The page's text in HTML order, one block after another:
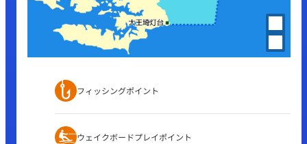
フィッシングポイント
ウェイクボードプレイポイント